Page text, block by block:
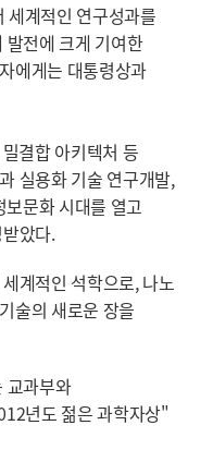
세계적인 연구성과를
발전에 크게 기여한
에게는 대통령상과
결합 아키텍처 등
실용화 기술 연구개발,
문화 시대를 열고
았다.
계적인 석학으로, 나노
술의 새로운 장을
교과부와
년도 젊은 과학자상"